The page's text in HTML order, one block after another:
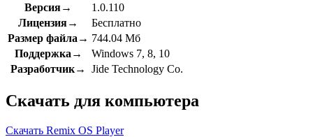
Версия→
1.0.110
Лицензия→
Бесплатно
Размер файла→ 744.04 Мб
Поддержка→
Windows 7, 8, 10
Разработчик→
Jide Technology Co.
Скачать для компьютера
Скачать Remix OS Player